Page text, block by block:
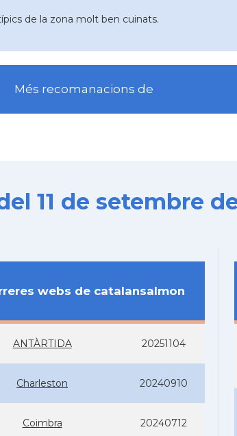
de la zona molt ben cuinats.
Més recomanacions de
11 de setembre
webs de catalansalmon
ANTÀRTIDA 20251104
Charleston 20240910
Coimbra 20240712